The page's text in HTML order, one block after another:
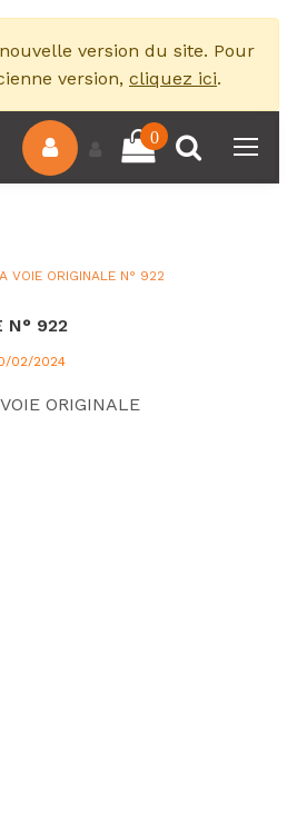
version du site. Pour
version, cliquez ici.
0
ORIGINALE N° 922
N° 922
02/2024